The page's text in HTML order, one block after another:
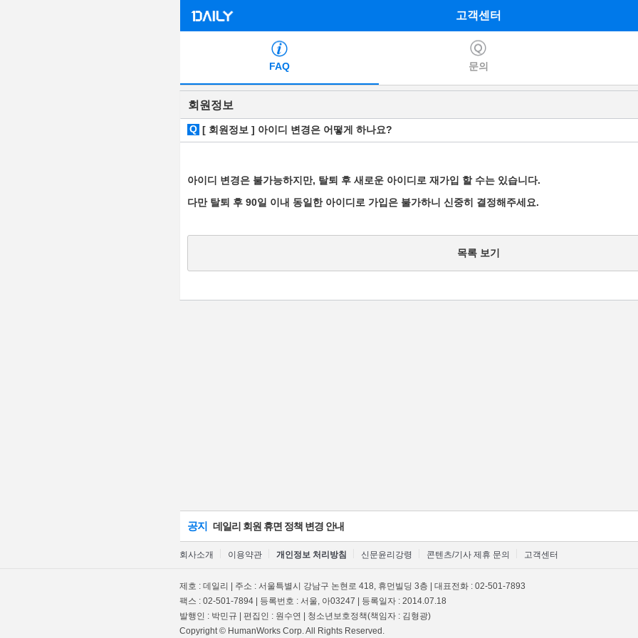
고객센터
FAQ 문의
회원정보
Q [ 회원정보 ] 아이디 변경은 어떻게 하나요?
아이디 변경은 불가능하지만, 탈퇴 후 새로운 아이디로 재가입 할 수는 있습니다.
다만 탈퇴 후 90일 이내 동일한 아이디로 가입은 불가하니 신중히 결정해주세요.
목록 보기
공지 데일리 회원 휴면 정책 변경 안내
회사소개 이용약관 개인정보 처리방침 신문윤리강령 콘텐츠/기사 제휴 문의 고객센터
제호 : 데일리 | 주소 : 서울특별시 강남구 논현로 418, 휴먼빌딩 3층 | 대표전화 : 02-501-7893
팩스 : 02-501-7894 | 등록번호 : 서울, 아03247 | 등록일자 : 2014.07.18
발행인 : 박민규 | 편집인 : 원수연 | 청소년보호정책(책임자 : 김형광)
Copyright © HumanWorks Corp. All Rights Reserved.